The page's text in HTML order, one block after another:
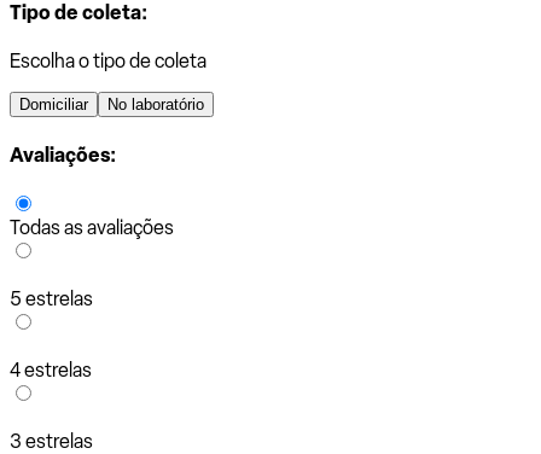
Tipo de coleta:
Escolha o tipo de coleta
Domiciliar No laboratório
Avaliações:
Todas as avaliações
5 estrelas
4 estrelas
3 estrelas